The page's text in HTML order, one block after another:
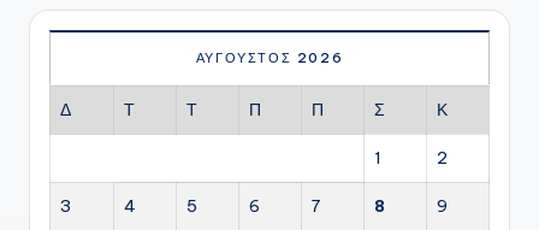
ΑΎΓΟΥΣΤΟΣ 2026
Δ Τ Τ Π Π Σ Κ
1 2
3 4 5 6 7 8 9